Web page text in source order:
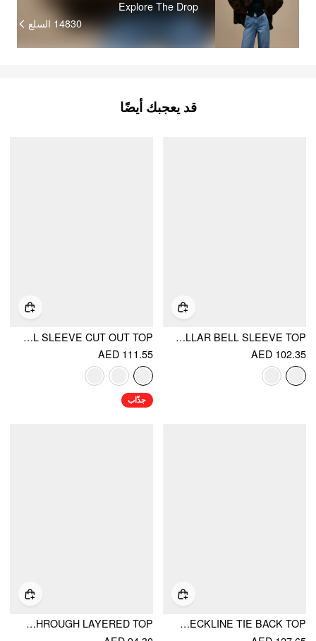
Explore The Drop
14830 السلع
قد يعجبك أيضًا
FLORAL LACE STAND COLLAR BELL SLEEVE TOP
AED 102.35
LACE FLORAL BELL SLEEVE CUT OUT TOP
AED 111.55
جذّاب
LACE HALTER NECKLINE TIE BACK TOP
LACE BANDEAU ROUND NECKLINE SEE-THROUGH LAYERED TOP